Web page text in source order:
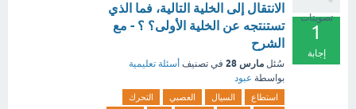
تصويتات
1
إجابة
الانتقال إلى الخلية التالية، فما الذي
تستنتجه عن الخلية الأولى؟ ؟ - مع
الشرح
سُئل مارس 28 في تصنيف أسئلة تعليمية
بواسطة عبود
استطاع السيال العصبي
التحرك